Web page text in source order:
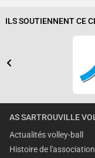
ILS SOUTIENNENT CE
AS SARTROUVILLE
Actualités volley-ball
Histoire de